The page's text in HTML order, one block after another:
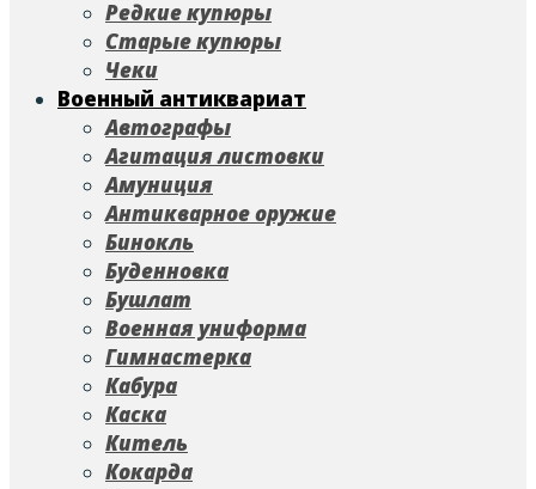
Редкие купюры
Старые купюры
Чеки
Военный антиквариат
Автографы
Агитация листовки
Амуниция
Антикварное оружие
Бинокль
Буденновка
Бушлат
Военная униформа
Гимнастерка
Кабура
Каска
Китель
Кокарда